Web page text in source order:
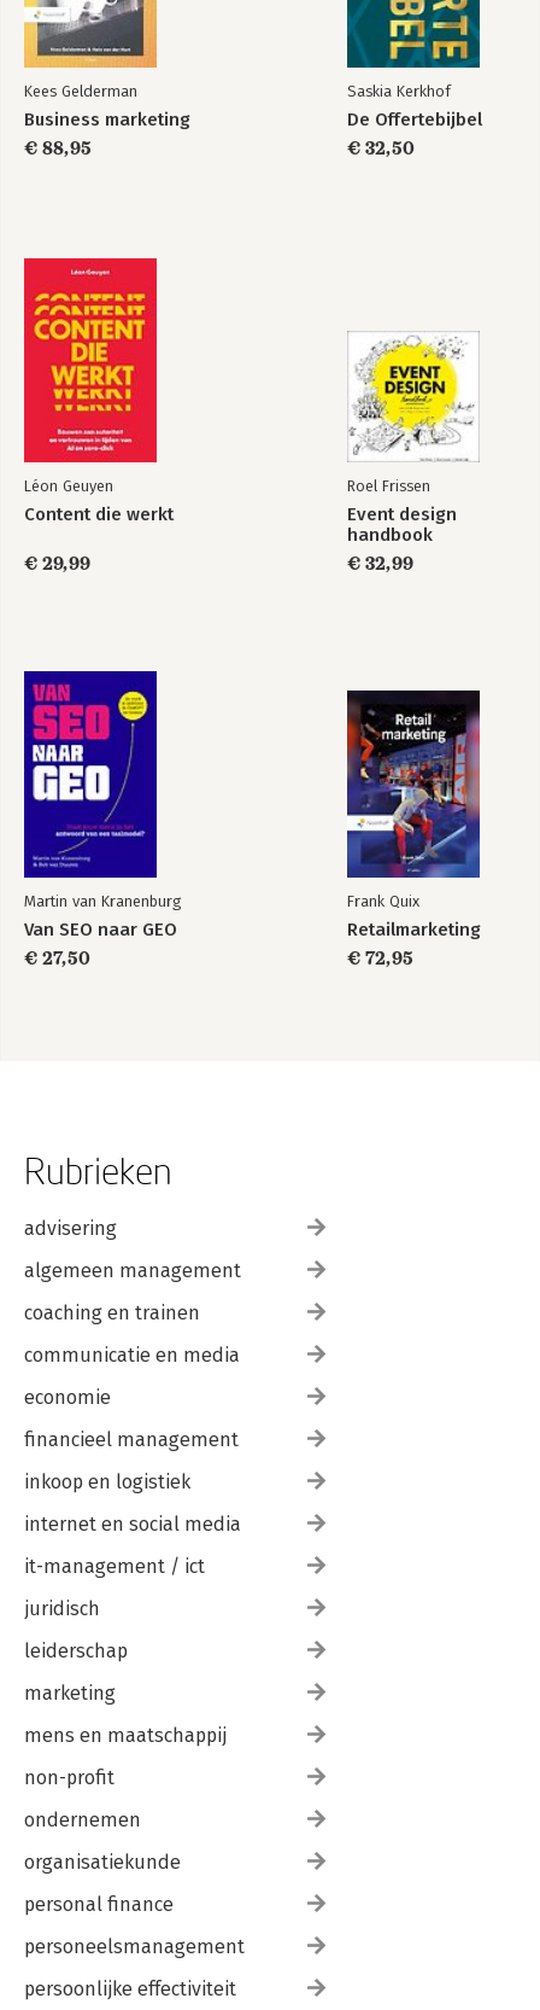
De inkoopportfolio
Bekijk alle boeken
Kees Gelderman
Business marketing
€ 88,95
Saskia Kerkhof
De Offertebijbel
€ 32,50
Léon Geuyen
Content die werkt
€ 29,99
Roel Frissen
Event design
handbook
€ 32,99
Martin van Kranenburg
Van SEO naar GEO
€ 27,50
Frank Quix
Retailmarketing
€ 72,95
Rubrieken
advisering
algemeen management
coaching en trainen
communicatie en media
economie
financieel management
inkoop en logistiek
internet en social media
it-management / ict
juridisch
leiderschap
marketing
mens en maatschappij
non-profit
ondernemen
organisatiekunde
personal finance
personeelsmanagement
persoonlijke effectiviteit